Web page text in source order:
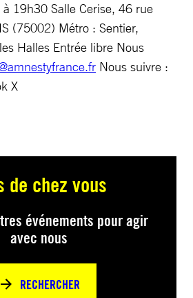
19h30 Salle Cerise, 46 rue
(75002) Métro : Sentier,
Halles Entrée libre Nous
Nous suivre :
X
de chez vous
événements pour agir
avec nous
RECHERCHER